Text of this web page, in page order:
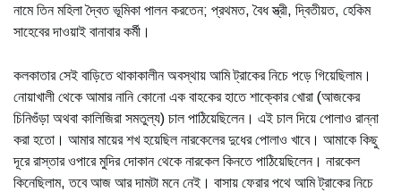
নামে তিন মহিলা দ্বৈত ভূমিকা পালন করতেন; প্রথমত, বৈধ স্ত্রী, দ্বিতীয়ত, হেকিম
সাহেবের দাওয়াই বানাবার কর্মী।
কলকাতার সেই বাড়িতে থাকাকালীন অবস্থায় আমি ট্রাকের নিচে পড়ে গিয়েছিলাম।
নোয়াখালী থেকে আমার নানি কোনো এক বাহকের হাতে শাক্কোর খোরা (আজকের
চিনিগুঁড়া অথবা কালিজিরা সমতুল্য) চাল পাঠিয়েছিলেন। এই চাল দিয়ে পোলাও রান্না
করা হতো। আমার মায়ের শখ হয়েছিল নারকেলের দুধের পোলাও খাবে। আমাকে কিছু
দূরে রাস্তার ওপারে মুদির দোকান থেকে নারকেল কিনতে পাঠিয়েছিলেন। নারকেল
কিনেছিলাম, তবে আজ আর দামটা মনে নেই। বাসায় ফেরার পথে আমি ট্রাকের নিচে